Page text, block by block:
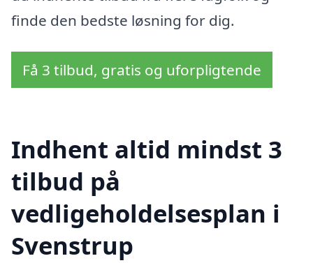
finde den bedste løsning for dig.
Få 3 tilbud, gratis og uforpligtende
Indhent altid mindst 3
tilbud på
vedligeholdelsesplan i
Svenstrup